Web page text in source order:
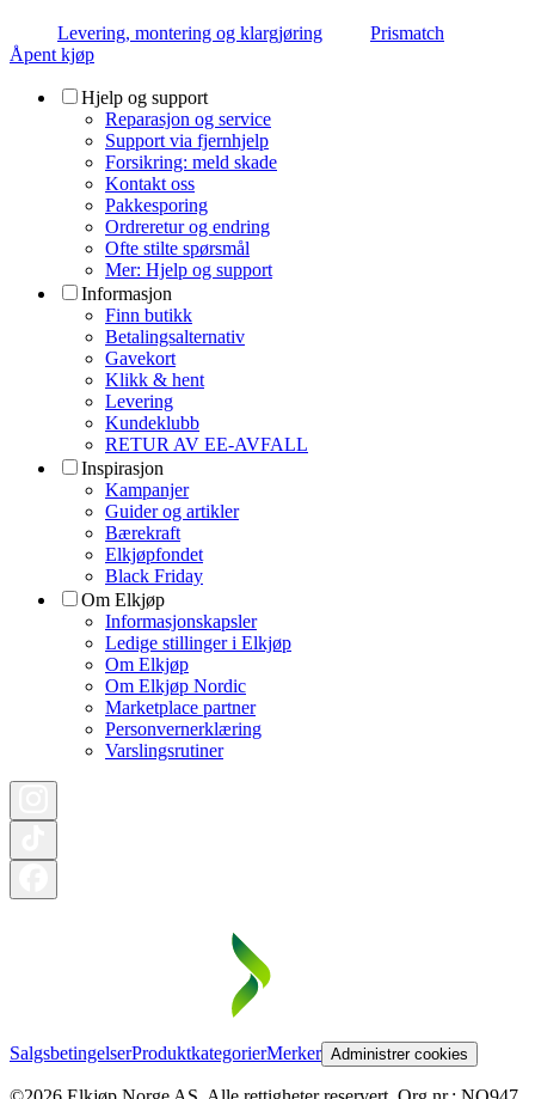
Levering, montering og klargjøring
Prismatch
Åpent kjøp
Hjelp og support
Reparasjon og service
Support via fjernhjelp
Forsikring: meld skade
Kontakt oss
Pakkesporing
Ordreretur og endring
Ofte stilte spørsmål
Mer: Hjelp og support
Informasjon
Finn butikk
Betalingsalternativ
Gavekort
Klikk & hent
Levering
Kundeklubb
RETUR AV EE-AVFALL
Inspirasjon
Kampanjer
Guider og artikler
Bærekraft
Elkjøpfondet
Black Friday
Om Elkjøp
Informasjonskapsler
Ledige stillinger i Elkjøp
Om Elkjøp
Om Elkjøp Nordic
Marketplace partner
Personvernerklæring
Varslingsrutiner
SalgsbetingelserProduktkategorierMerker Administrer cookies